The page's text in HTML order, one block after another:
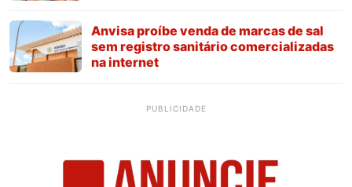
Anvisa proíbe venda de marcas de sal
sem registro sanitário comercializadas
na internet
PUBLICIDADE